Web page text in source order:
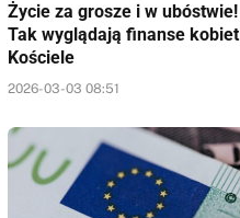
Życie za grosze i w ubóstwie!
Tak wyglądają finanse
Kościele
2026-03-03 08:51